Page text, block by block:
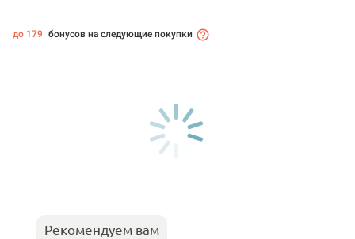
до 179 бонусов на следующие покупки
Рекомендуем вам